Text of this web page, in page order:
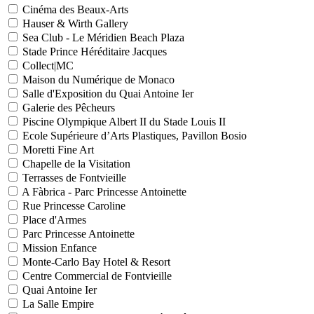
Cinéma des Beaux-Arts
Hauser & Wirth Gallery
Sea Club - Le Méridien Beach Plaza
Stade Prince Héréditaire Jacques
Collect|MC
Maison du Numérique de Monaco
Salle d'Exposition du Quai Antoine Ier
Galerie des Pêcheurs
Piscine Olympique Albert II du Stade Louis II
Ecole Supérieure d’Arts Plastiques, Pavillon Bosio
Moretti Fine Art
Chapelle de la Visitation
Terrasses de Fontvieille
A Fàbrica - Parc Princesse Antoinette
Rue Princesse Caroline
Place d'Armes
Parc Princesse Antoinette
Mission Enfance
Monte-Carlo Bay Hotel & Resort
Centre Commercial de Fontvieille
Quai Antoine Ier
La Salle Empire